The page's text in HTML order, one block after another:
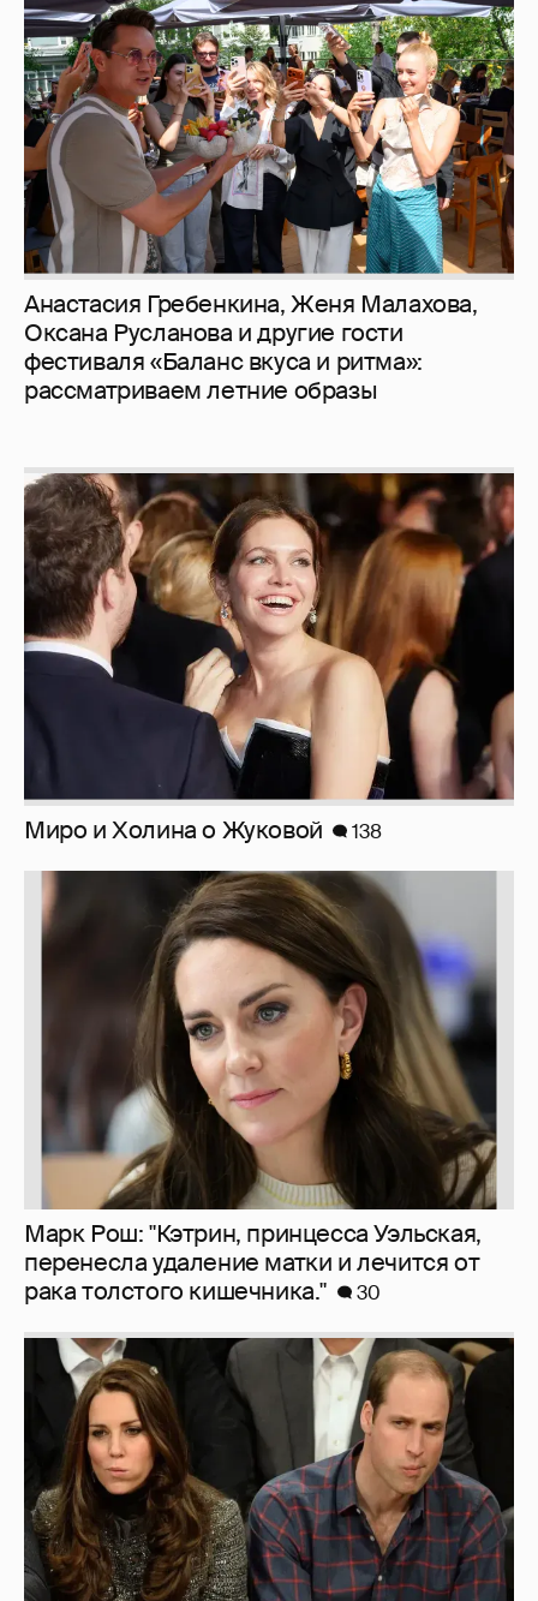
Анастасия Гребенкина, Женя Малахова,
Оксана Русланова и другие гости
фестиваля «Баланс вкуса и ритма»:
рассматриваем летние образы
Миро и Холина о Жуковой 138
Марк Рош: "Кэтрин, принцесса Уэльская,
перенесла удаление матки и лечится от
рака толстого кишечника."
30